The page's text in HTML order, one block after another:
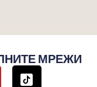
МРЕЖИ